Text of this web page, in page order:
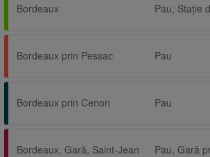
Bordeaux
Bordeaux prin Pessac Pau
Bordeaux prin Cenon Pau
Bordeaux, Gară, Saint-Jean Pau, Gară